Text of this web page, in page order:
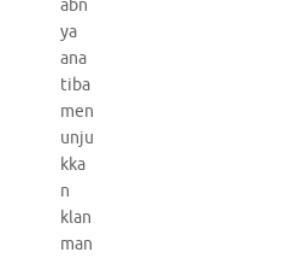
abn
ya
ana
tiba
men
unju
kka
n
klan
man